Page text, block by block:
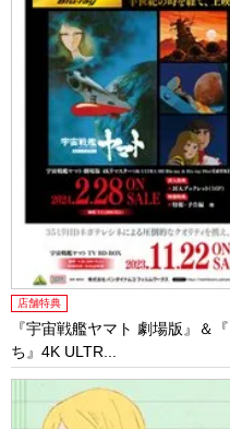
店舗特典
『宇宙戦艦ヤマト 劇場版』
ち』4K ULTR...